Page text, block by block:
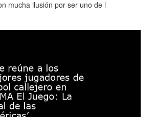
mucha ilusión por ser uno de l